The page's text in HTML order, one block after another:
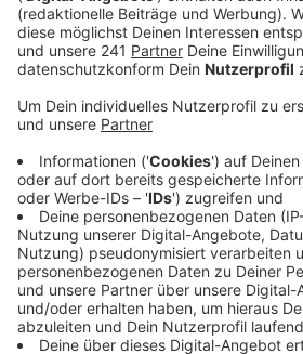
Anzeige
Die Aktionsgemeinschaft Opladen
Veranstalter eine positive Bilanz.
und auch gestern seien viele auf
gekommen, um die Stände mit
Kleidung zu durchstöbern. Und sie
dagelassen, denn die Händler sind
Aktionsgemeinschaft zufrieden
Jetzt laufen bei der
letzten Vorbereitungen für den